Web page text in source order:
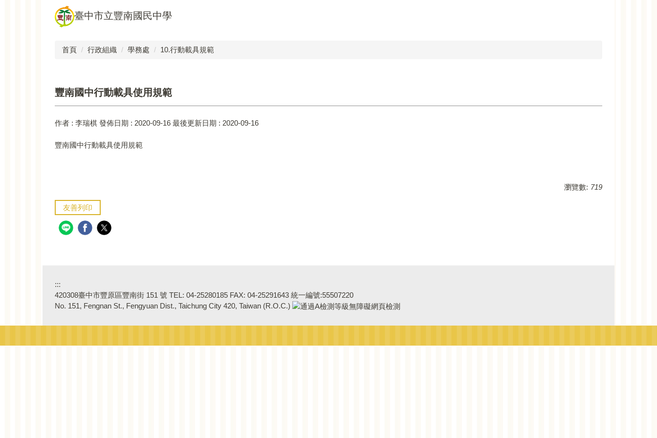
臺中市立豐南國民中學
首頁 行政組織 學務處 10.行動載具規範
豐南國中行動載具使用規範
作者 : 李瑞棋 發佈日期 : 2020-09-16 最後更新日期 : 2020-09-16
豐南國中行動載具使用規範
瀏覽數: 719
友善列印
:::
420308臺中市豐原區豐南街 151 號 TEL: 04-25280185 FAX: 04-25291643 統一編號:55507220
No. 151, Fengnan St., Fengyuan Dist., Taichung City 420, Taiwan (R.O.C.)